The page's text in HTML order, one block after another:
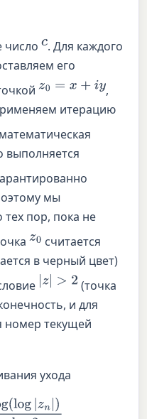
числоc. Для каждого
его
z0 =x+ iy
,
итерацию
выполняется
мы
пор, пока не
z0 считается
в черный цвет)
|z >2
(точка
и для
номер текущей
ухода
|zn|)log2